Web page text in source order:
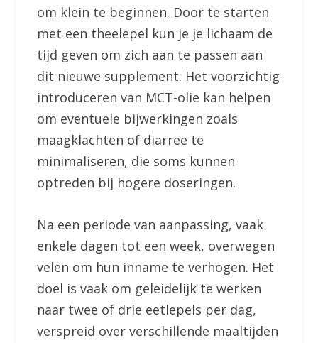
om klein te beginnen. Door te starten
met een theelepel kun je je lichaam de
tijd geven om zich aan te passen aan
dit nieuwe supplement. Het voorzichtig
introduceren van MCT-olie kan helpen
om eventuele bijwerkingen zoals
maagklachten of diarree te
minimaliseren, die soms kunnen
optreden bij hogere doseringen.
Na een periode van aanpassing, vaak
enkele dagen tot een week, overwegen
velen om hun inname te verhogen. Het
doel is vaak om geleidelijk te werken
naar twee of drie eetlepels per dag,
verspreid over verschillende maaltijden